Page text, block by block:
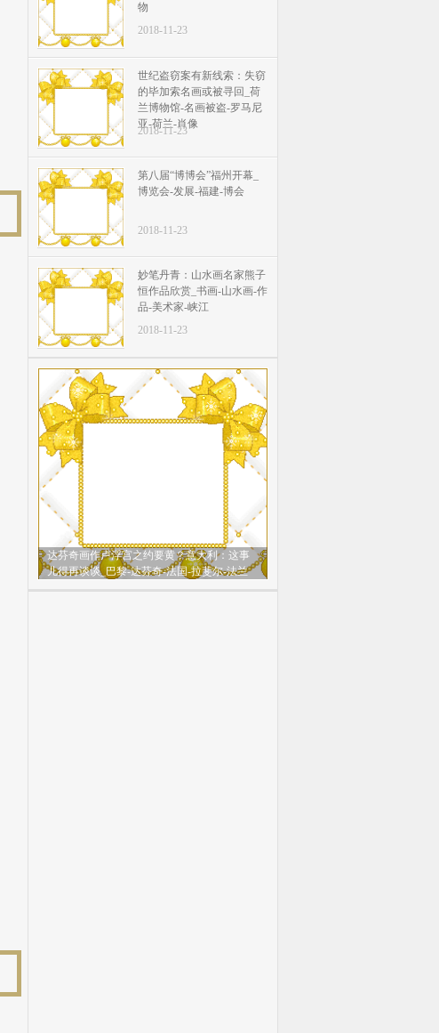
物
2018-11-23
世纪盗窃案有新线索：失窃
的毕加索名画或被寻回_荷
兰博物馆-名画被盗-罗马尼
亚-荷兰-肖像
2018-11-23
第八届“博博会”福州开幕_
博览会-发展-福建-博会
2018-11-23
妙笔丹青：山水画名家熊子
恒作品欣赏_书画-山水画-作
品-美术家-峡江
2018-11-23
达芬奇画作卢浮宫之约要黄？意大利：这事
儿得再谈谈_巴黎-达芬奇-法国-拉斐尔-法兰